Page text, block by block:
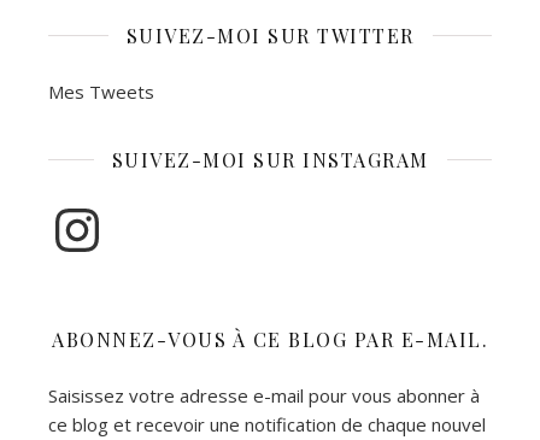
SUIVEZ-MOI SUR TWITTER
Mes Tweets
SUIVEZ-MOI SUR INSTAGRAM
Instagram
ABONNEZ-VOUS À CE BLOG PAR E-MAIL.
Saisissez votre adresse e-mail pour vous abonner à
ce blog et recevoir une notification de chaque nouvel